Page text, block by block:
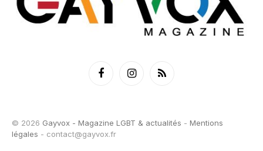
FacebookInstagramRSS
© 2026 Gayvox - Magazine LGBT & actualités - Mentions
légales - contact@gayvox.fr